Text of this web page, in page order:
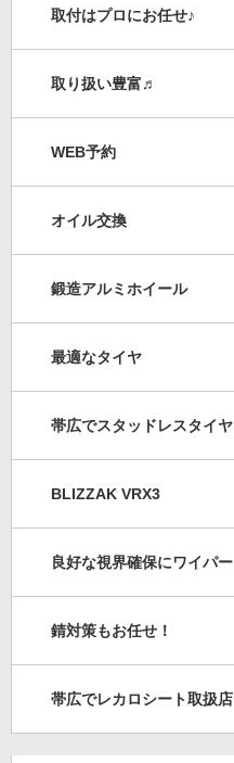
取付はプロにお任せ♪
取り扱い豊富♬
WEB予約
オイル交換
鍛造アルミホイール
最適なタイヤ
帯広でスタッドレスタイヤ
BLIZZAK VRX3
良好な視界確保にワイパー
錆対策もお任せ！
帯広でレカロシート取扱店